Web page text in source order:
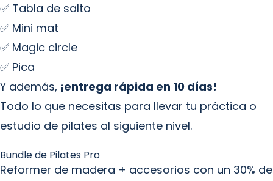
✅ Tabla de salto
✅ Mini mat
✅ Magic circle
✅ Pica
Y además, ¡entrega rápida en 10 días!
Todo lo que necesitas para llevar tu práctica o
estudio de pilates al siguiente nivel.
Bundle de Pilates Pro
Reformer de madera + accesorios con un 30% de